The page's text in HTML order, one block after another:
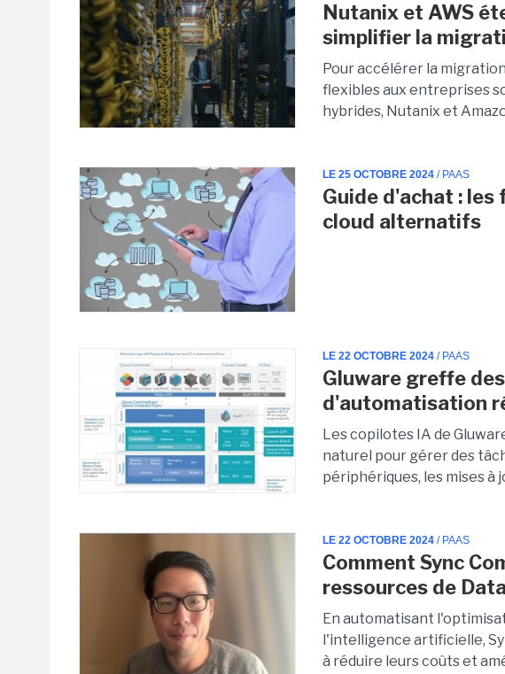
Nutanix et AWS
simplifier la
Pour accélérer la
flexibles aux entreprises
hybrides, Nutanix et
LE 25 OCTOBRE 2024 / PAAS
Guide d'achat :
cloud alternatifs
LE 22 OCTOBRE 2024 / PAAS
Gluware greffe
d'automatisation
Les copilotes IA de
naturel pour gérer des
périphériques, les mises à
LE 22 OCTOBRE 2024 / PAAS
Comment Sync
ressources de
En automatisant
l'intelligence artificielle,
à réduire leurs coûts et